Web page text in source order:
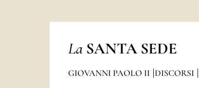
La SANTA SEDE
GIOVANNI PAOLO II DISCORSI